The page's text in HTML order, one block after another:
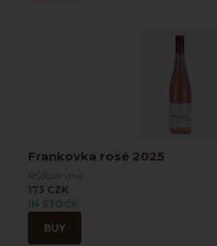
Frankovka rosé 2025
Růžové víno
173 CZK
IN STOCK
BUY